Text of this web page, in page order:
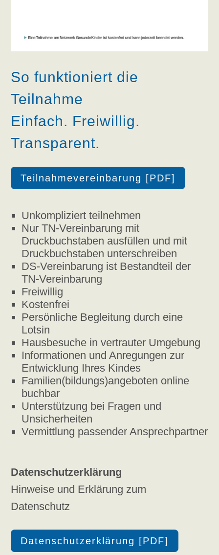
So funktioniert die
Teilnahme
Einfach. Freiwillig.
Transparent.
Teilnahmevereinbarung [PDF]
Unkompliziert teilnehmen
Nur TN-Vereinbarung mit
Druckbuchstaben ausfüllen und mit
Druckbuchstaben unterschreiben
DS-Vereinbarung ist Bestandteil der
TN-Vereinbarung
Freiwillig
Kostenfrei
Persönliche Begleitung durch eine
Lotsin
Hausbesuche in vertrauter Umgebung
Informationen und Anregungen zur
Entwicklung Ihres Kindes
Familien(bildungs)angeboten online
buchbar
Unterstützung bei Fragen und
Unsicherheiten
Vermittlung passender Ansprechpartner
Datenschutzerklärung
Hinweise und Erklärung zum
Datenschutz
Datenschutzerklärung [PDF]